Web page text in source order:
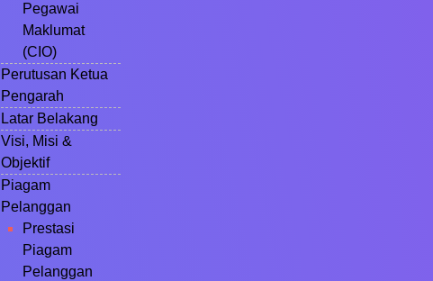
Pegawai
Maklumat
(CIO)
Perutusan Ketua
Pengarah
Latar Belakang
Visi, Misi &
Objektif
Piagam
Pelanggan
Prestasi
Piagam
Pelanggan